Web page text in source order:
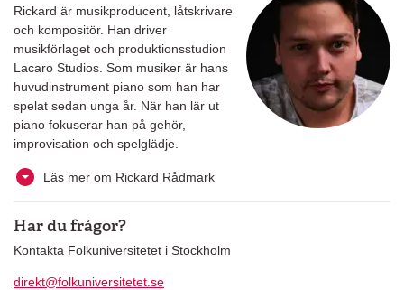
Rickard är musikproducent, låtskrivare
och kompositör. Han driver
musikförlaget och produktionsstudion
Lacaro Studios. Som musiker är hans
huvudinstrument piano som han har
spelat sedan unga år. När han lär ut
piano fokuserar han på gehör,
improvisation och spelglädje.
Läs mer om Rickard Rådmark
Har du frågor?
Kontakta Folkuniversitetet i Stockholm
direkt@folkuniversitetet.se